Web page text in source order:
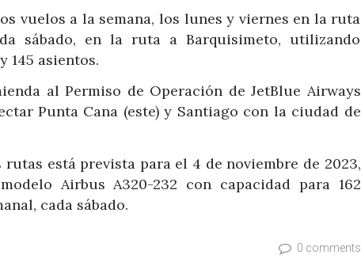
vuelos a la semana, los lunes y viernes en la ruta
sábado, en la ruta a Barquisimeto, utilizando
145 asientos.
al Permiso de Operación de JetBlue Airways
Punta Cana (este) y Santiago con la ciudad de
está prevista para el 4 de noviembre de 2023,
Airbus A320-232 con capacidad para 162
cada sábado.
0 comments